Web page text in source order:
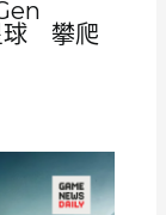
球 攀爬